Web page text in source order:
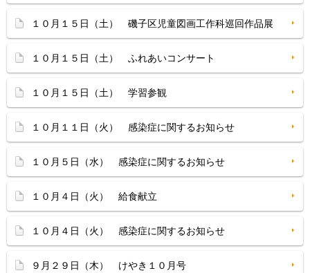
１０月１５日（土） 磯子区児童図画工作科巡回作品展
１０月１５日（土） ふれあいコンサート
１０月１５日（土） 学習参観
１０月１１日（火） 感染症に関するお知らせ
１０月５日（水） 感染症に関するお知らせ
１０月４日（火） 給食献立
１０月４日（火） 感染症に関するお知らせ
９月２９日（木） けやき１０月号